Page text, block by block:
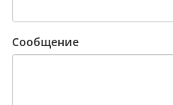
Сообщение